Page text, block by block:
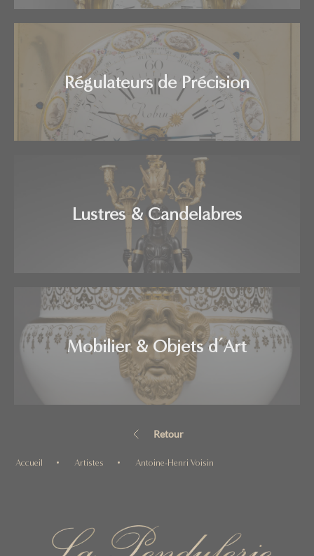
Régulateurs de Précision
Lustres & Candelabres
Mobilier & Objets d’Art
Retour
Accueil Artistes Antoine-Henri Voisin